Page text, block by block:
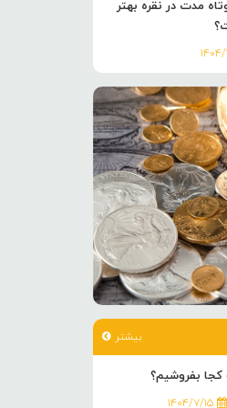
مدت در نقره بهتر
۱۱/۳۰
بیشتر
بفروشیم؟
۱۴۰۴/۷/۱۵